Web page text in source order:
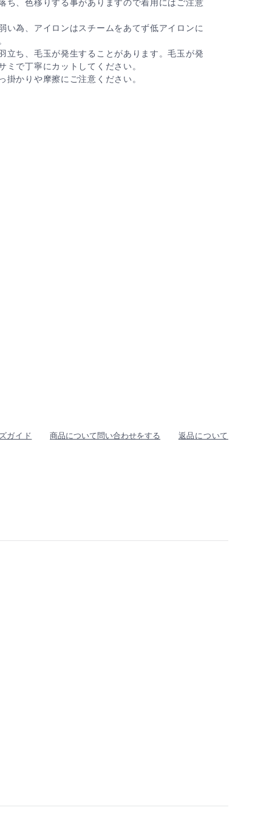
ち、色移りする事がありますので着用にはご注意
い為、アイロンはスチームをあてず低アイロンに
立ち、毛玉が発生することがあります。毛玉が発
ミで丁寧にカットしてください。
掛かりや摩擦にご注意ください。
ガイド 商品について問い合わせをする 返品について